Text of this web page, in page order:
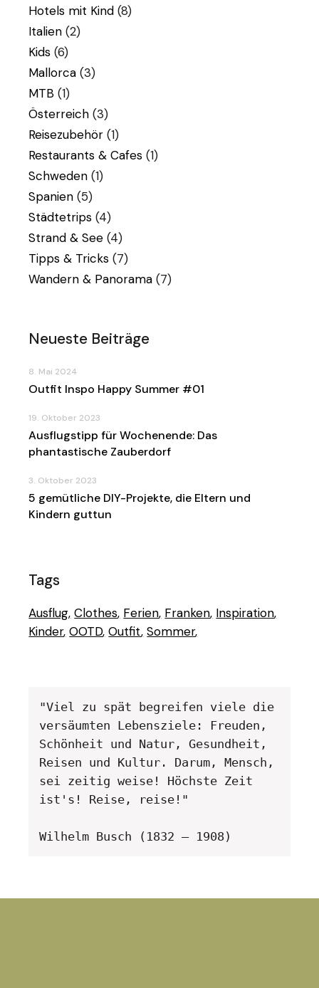
Hotels mit Kind (8)
Italien (2)
Kids (6)
Mallorca (3)
MTB (1)
Österreich (3)
Reisezubehör (1)
Restaurants & Cafes (1)
Schweden (1)
Spanien (5)
Städtetrips (4)
Strand & See (4)
Tipps & Tricks (7)
Wandern & Panorama (7)
Neueste Beiträge
Outfit Inspo Happy Summer #01
8. Mai 2024
Ausflugstipp für Wochenende: Das
phantastische Zauberdorf
19. Oktober 2023
5 gemütliche DIY-Projekte, die Eltern und
Kindern guttun
3. Oktober 2023
Tags
Ausflug Clothes Ferien Franken Inspiration
Kinder OOTD Outfit Sommer
"Viel zu spät begreifen viele die
versäumten Lebensziele: Freuden,
Schönheit und Natur, Gesundheit,
Reisen und Kultur. Darum, Mensch,
sei zeitig weise! Höchste Zeit
ist's! Reise, reise!"
Wilhelm Busch (1832 – 1908)